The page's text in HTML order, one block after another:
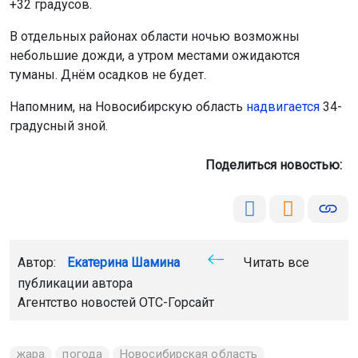
+32 градусов.
В отдельных районах области ночью возможны
небольшие дожди, а утром местами ожидаются
туманы. Днём осадков не будет.
Напомним, на Новосибирскую область надвигается 34-
градусный зной.
Поделиться новостью:
Автор: Екатерина Шамина
Читать все
публикации автора
Агентство новостей ОТС-Горсайт
жара погода Новосибирская область